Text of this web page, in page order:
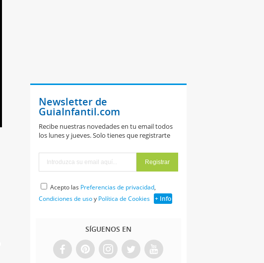
Newsletter de
GuiaInfantil.com
Recibe nuestras novedades en tu email todos
los lunes y jueves. Solo tienes que registrarte
Acepto las Preferencias de privacidad,
Condiciones de usoy Política de Cookies + Info
SÍGUENOS EN